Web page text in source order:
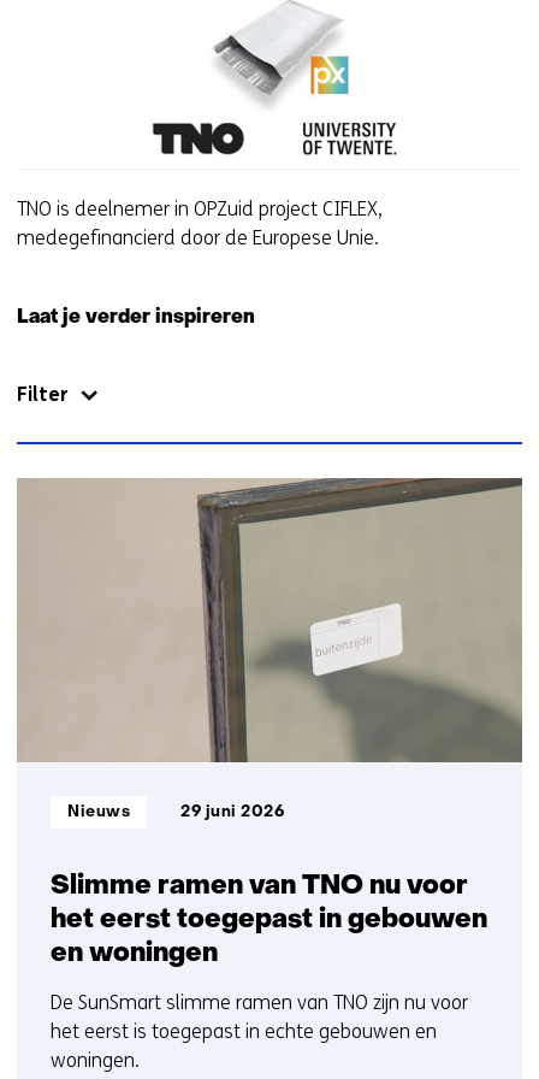
TNO is deelnemer in OPZuid project CIFLEX,
medegefinancierd door de Europese Unie.
Laat je verder inspireren
Filter
25
resultaten,
5
Slimme ramen van TNO nu voor
het eerst toegepast in gebouwen
en woningen
Informatietype:
Nieuws 29 juni 2026
De SunSmart slimme ramen van TNO zijn nu voor
het eerst is toegepast in echte gebouwen en
woningen.